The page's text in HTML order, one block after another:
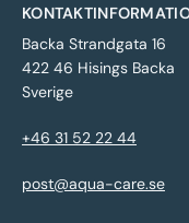
Backa Strandgata 16
422 46 Hisings Backa
Sverige
+46 31 52 22 44
post@aqua-care.se